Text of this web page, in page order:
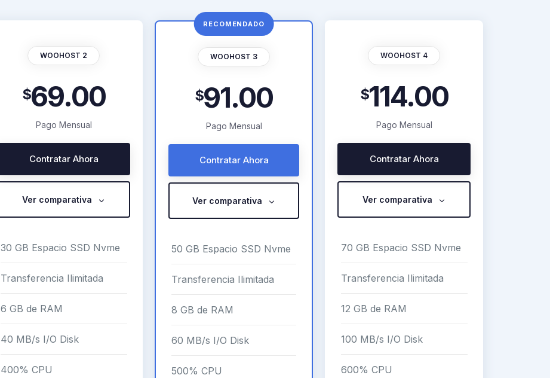
WOOHOST 2
$69.00
Pago Mensual
Contratar Ahora
Ver comparativa
30 GB Espacio SSD Nvme
Transferencia Ilimitada
6 GB de RAM
40 MB/s I/O Disk
400% CPU
WOOHOST 3
$91.00
Pago Mensual
Contratar Ahora
Ver comparativa
50 GB Espacio SSD Nvme
Transferencia Ilimitada
8 GB de RAM
60 MB/s I/O Disk
500% CPU
WOOHOST 4
$114.00
Pago Mensual
Contratar Ahora
Ver comparativa
70 GB Espacio SSD Nvme
Transferencia Ilimitada
12 GB de RAM
100 MB/s I/O Disk
600% CPU